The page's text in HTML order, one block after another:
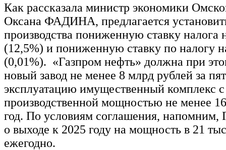
Как рассказала министр экономики
Оксана ФАДИНА, предлагается
производства пониженную ставку налога
(12,5%) и пониженную ставку по налогу
(0,01%). «Газпром нефть» должна при
новый завод не менее 8 млрд рублей за
эксплуатацию имущественный комплекс с
производственной мощностью не менее
год. По условиям соглашения, напомним,
о выходе к 2025 году на мощность в 21
ежегодно.